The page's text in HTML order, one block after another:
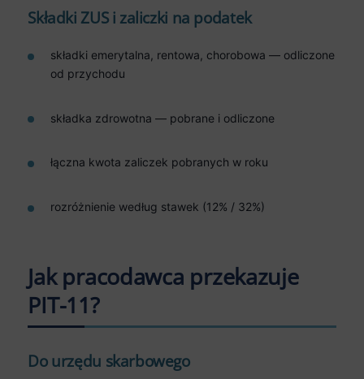
Składki ZUS i zaliczki na podatek
składki emerytalna, rentowa, chorobowa — odliczone
od przychodu
składka zdrowotna — pobrane i odliczone
łączna kwota zaliczek pobranych w roku
rozróżnienie według stawek (12% / 32%)
Jak pracodawca przekazuje
PIT-11?
Do urzędu skarbowego